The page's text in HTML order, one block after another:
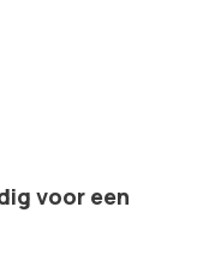
voor een